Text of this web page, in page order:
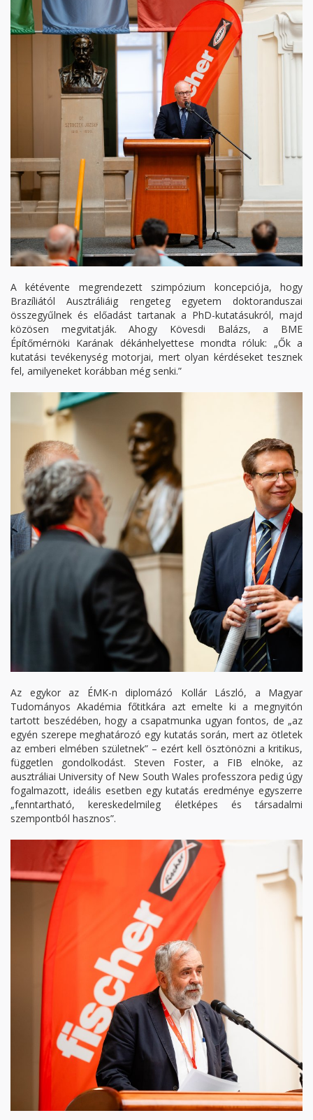
A kétévente megrendezett szimpózium koncepciója, hogy
Brazíliától Ausztráliáig rengeteg egyetem doktoranduszai
összegyűlnek és előadást tartanak a PhD-kutatásukról, majd
közösen megvitatják. Ahogy Kövesdi Balázs, a BME
Építőmérnöki Karának dékánhelyettese mondta róluk: „Ők a
kutatási tevékenység motorjai, mert olyan kérdéseket tesznek
fel, amilyeneket korábban még senki.”
Az egykor az ÉMK-n diplomázó Kollár László, a Magyar
Tudományos Akadémia főtitkára azt emelte ki a megnyitón
tartott beszédében, hogy a csapatmunka ugyan fontos, de „az
egyén szerepe meghatározó egy kutatás során, mert az ötletek
az emberi elmében születnek” – ezért kell ösztönözni a kritikus,
független gondolkodást. Steven Foster, a FIB elnöke, az
ausztráliai University of New South Wales professzora pedig úgy
fogalmazott, ideális esetben egy kutatás eredménye egyszerre
„fenntartható, kereskedelmileg életképes és társadalmi
szempontból hasznos”.